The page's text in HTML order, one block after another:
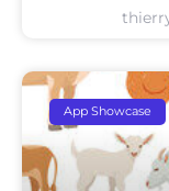
App Showcase